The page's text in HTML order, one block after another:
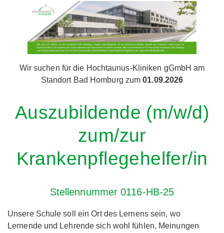
Wir suchen für die Hochtaunus-Kliniken gGmbH am
Standort Bad Homburg zum01.09.2026
Auszubildende (m/w/d)
zum/zur
Krankenpflegehelfer/in
Stellennummer 0116-HB-25
Unsere Schule soll ein Ort des Lernens sein, wo
Lernende und Lehrende sich wohl fühlen, Meinungen